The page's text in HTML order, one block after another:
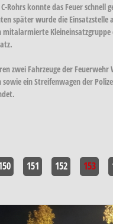
Rohrs konnte das Feuer schnell
später wurde die Einsatzstelle
mitalarmierte Kleineinsatzgruppe
zwei Fahrzeuge der Feuerwehr
ein Streifenwagen der
151 152 153